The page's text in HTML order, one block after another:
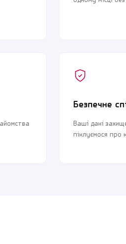
Безпечне
Ваші дані
піклуємося про